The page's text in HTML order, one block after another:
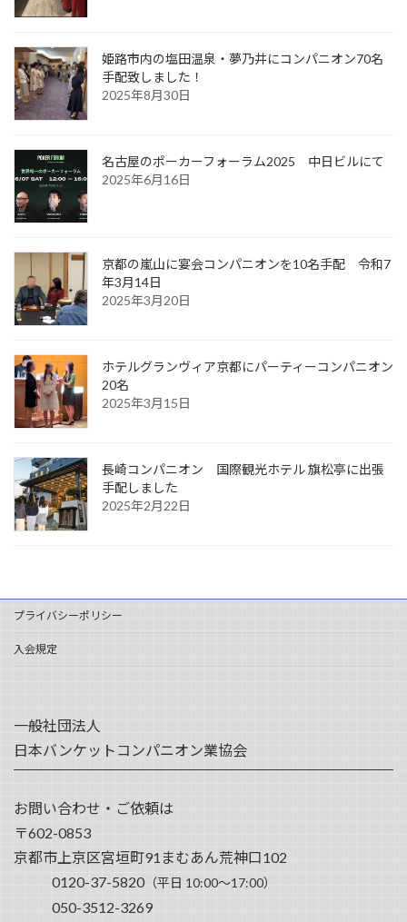
姫路市内の塩田温泉・夢乃井にコンパニオン70名
手配致しました！
2025年8月30日
名古屋のポーカーフォーラム2025 中日ビルにて
2025年6月16日
京都の嵐山に宴会コンパニオンを10名手配 令和7
年3月14日
2025年3月20日
ホテルグランヴィア京都にパーティーコンパニオン
20名
2025年3月15日
長崎コンパニオン 国際観光ホテル 旗松亭に出張
手配しました
2025年2月22日
プライバシーポリシー
入会規定
一般社団法人
日本バンケットコンパニオン業協会
お問い合わせ・ご依頼は
〒602-0853
京都市上京区宮垣町91まむあん荒神口102
0120-37-5820（平日 10:00～17:00）
050-3512-3269